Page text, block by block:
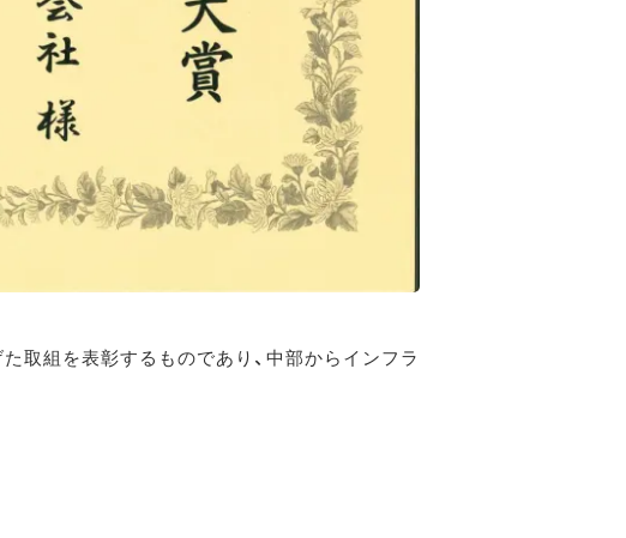
取組を表彰するものであり、中部からインフラ